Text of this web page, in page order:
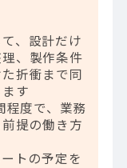
、設計だけ
、製作条件
折衝まで同
す
程度で、業務
提の働き方
トの予定を